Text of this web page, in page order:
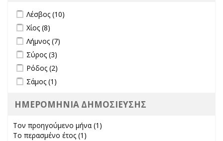
Apply Λέσβος filter
Λέσβος (10)
Apply Χίος filter
Χίος (8)
Apply Λήμνος filter
Λήμνος (7)
Apply Σύρος filter
Σύρος (3)
Apply Ρόδος filter
Ρόδος (2)
Apply Σάμος filter
Σάμος (1)
ΗΜΕΡΟΜΗΝΙΑ ΔΗΜΟΣΙΕΥΣΗΣ
Τον προηγούμενο μήνα (1)
Το περασμένο έτος (1)